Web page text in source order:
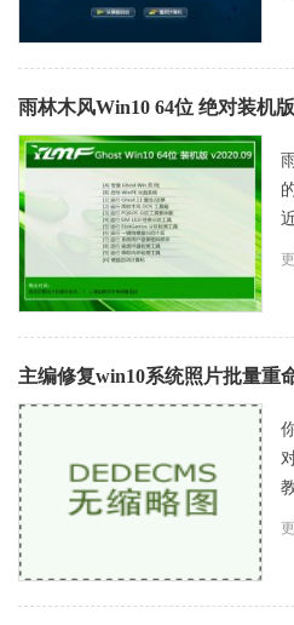
雨林木风Win10 64位 绝对装机
主编修复win10系统照片批量重